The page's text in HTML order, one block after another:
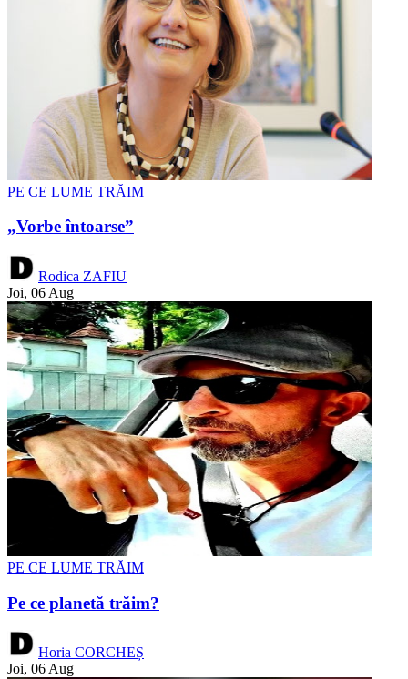
PE CE LUME TRĂIM
„Vorbe întoarse”
Rodica ZAFIU
Joi, 06 Aug
PE CE LUME TRĂIM
Pe ce planetă trăim?
Horia CORCHEȘ
Joi, 06 Aug